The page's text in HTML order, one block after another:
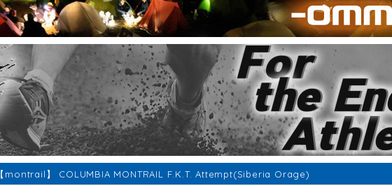
【montrail】 COLUMBIA MONTRAIL F.K.T. Attempt(Siberia Orage)